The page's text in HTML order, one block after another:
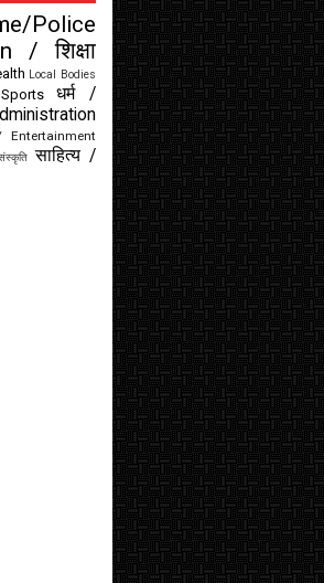
Police
/ शिक्षा
Local Bodies
धर्म /
Entertainment
साहित्य /